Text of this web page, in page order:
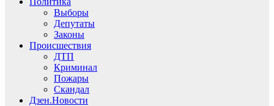
Выборы
Депутаты
Законы
Происшествия
ДТП
Криминал
Пожары
Скандал
Дзен.Новости